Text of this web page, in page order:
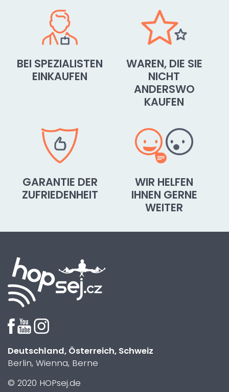
BEI SPEZIALISTEN
EINKAUFEN
WAREN, DIE SIE
NICHT
ANDERSWO
KAUFEN
GARANTIE DER
ZUFRIEDENHEIT
WIR HELFEN
IHNEN GERNE
WEITER
Deutschland, Österreich, Schweiz
Berlin, Wienna, Berne
© 2020 HOPsej.de